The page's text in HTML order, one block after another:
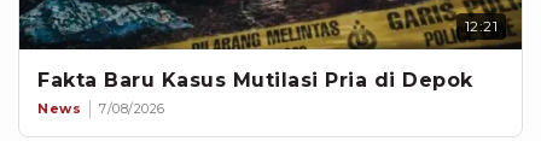
12:21
Fakta Baru Kasus Mutilasi Pria di Depok
News 7/08/2026